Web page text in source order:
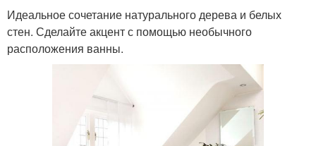
Идеальное сочетание натурального дерева и белых
стен. Сделайте акцент с помощью необычного
расположения ванны.